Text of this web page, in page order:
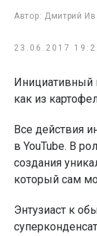
Автор: Дмитрий
23.06.2017
Инициативный
как из
Все действия
в YouTube. В
создания
который сам
Энтузиаст к